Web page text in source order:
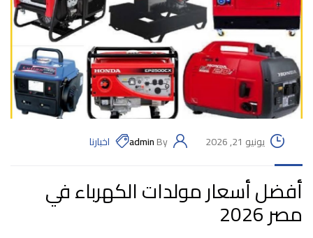
يونيو 21, 2026 By
admin اخبارنا
أفضل أسعار مولدات الكهرباء في
مصر 2026